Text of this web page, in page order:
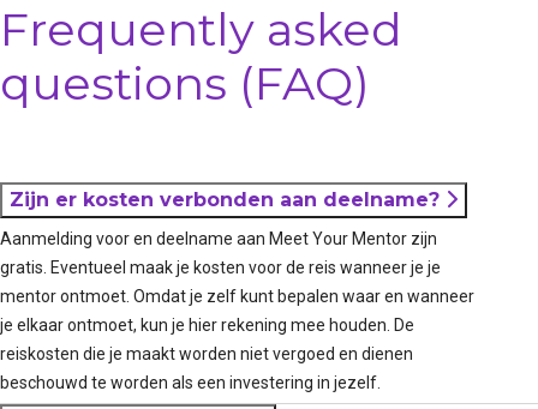
Frequently asked
questions (FAQ)
Zijn er kosten verbonden aan deelname?
Aanmelding voor en deelname aan Meet Your Mentor zijn
gratis. Eventueel maak je kosten voor de reis wanneer je je
mentor ontmoet. Omdat je zelf kunt bepalen waar en wanneer
je elkaar ontmoet, kun je hier rekening mee houden. De
reiskosten die je maakt worden niet vergoed en dienen
beschouwd te worden als een investering in jezelf.